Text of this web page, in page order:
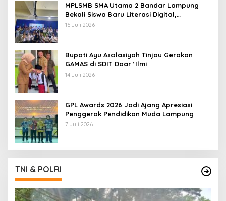
MPLSMB SMA Utama 2 Bandar Lampung
Bekali Siswa Baru Literasi Digital,
Jurnalistik, dan Etika Bermedia Sosial
16 Juli 2026
Bupati Ayu Asalasiyah Tinjau Gerakan
GAMAS di SDIT Daar ‘Ilmi
14 Juli 2026
GPL Awards 2026 Jadi Ajang Apresiasi
Penggerak Pendidikan Muda Lampung
7 Juli 2026
TNI & POLRI